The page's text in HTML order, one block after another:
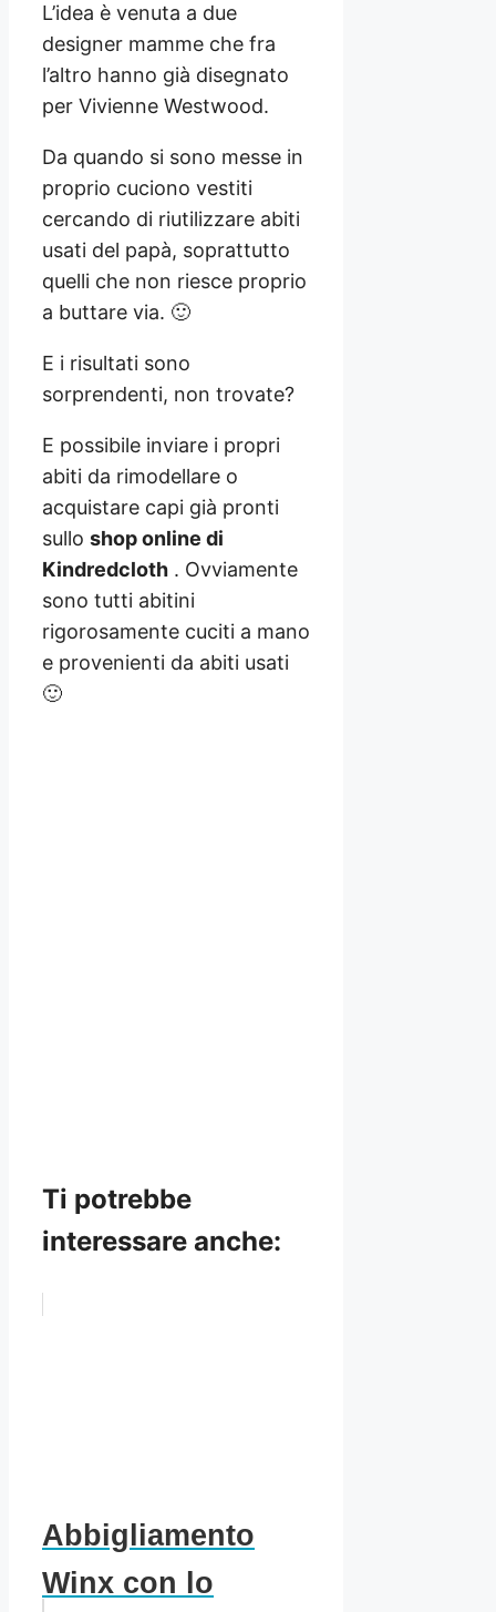
L’idea è venuta a due
designer mamme che fra
l’altro hanno già disegnato
per Vivienne Westwood.
Da quando si sono messe in
proprio cuciono vestiti
cercando di riutilizzare abiti
usati del papà, soprattutto
quelli che non riesce proprio
a buttare via. 🙂
E i risultati sono
sorprendenti, non trovate?
E possibile inviare i propri
abiti da rimodellare o
acquistare capi già pronti
sullo shop online di
Kindredcloth . Ovviamente
sono tutti abitini
rigorosamente cuciti a mano
e provenienti da abiti usati
🙂
Ti potrebbe
interessare anche:
Abbigliamento
Winx con lo